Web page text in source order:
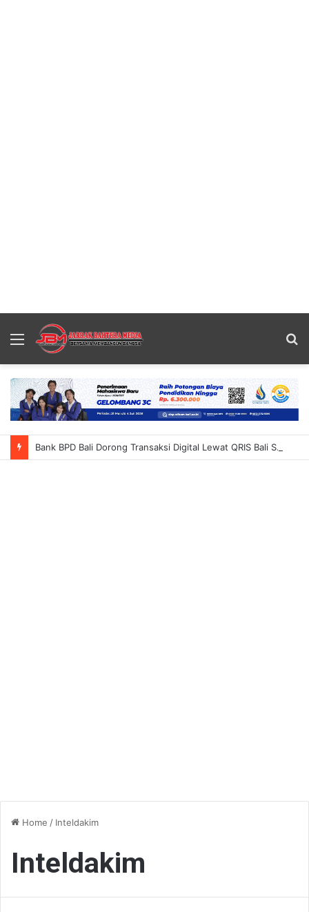
Menu
Bank BPD Bali Dorong Transaksi Digital Lewat QRIS Bali Summer Run 2026 Ajak Masyarakat Nikmati Inovasi QRIS TAP Dan Cross-Border
Home / Inteldakim
Inteldakim